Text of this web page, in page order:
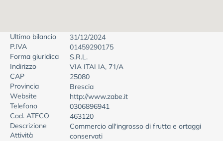
Ultimo bilancio
31/12/2024
P.IVA
01459290175
Forma giuridica
S.R.L.
Indirizzo
VIA ITALIA, 71/A
CAP
25080
Provincia
Brescia
Website
http://www.zabe.it
Telefono
0306896941
Cod. ATECO
463120
Descrizione
Attività
Commercio all'ingrosso di frutta e ortaggi
conservati